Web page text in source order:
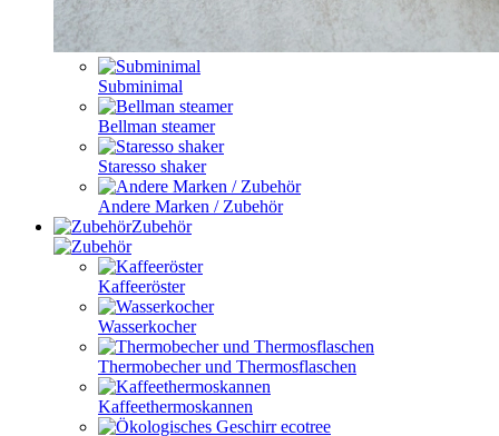
Subminimal
Bellman steamer
Staresso shaker
Andere Marken / Zubehör
Zubehör
Kaffeeröster
Wasserkocher
Thermobecher und Thermosflaschen
Kaffeethermoskannen